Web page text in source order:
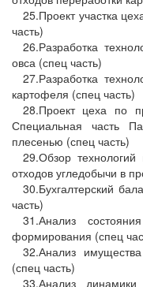
25.Проект участка
часть)
26.Разработка
овса (спец часть)
27.Разработка
картофеля (спец часть)
28.Проект цеха по
Специальная часть
плесенью (спец часть)
29.Обзор
отходов угледобычи в
30.Бухгалтерский
часть)
31.Анализ
формирования (спец
32.Анализ
(спец часть)
33.Анализ